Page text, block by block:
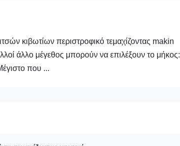
κιβωτίων περιστροφικό τεμαχίζοντας makin
άλλο μέγεθος μπορούν να επιλέξουν το μήκος:
που ...